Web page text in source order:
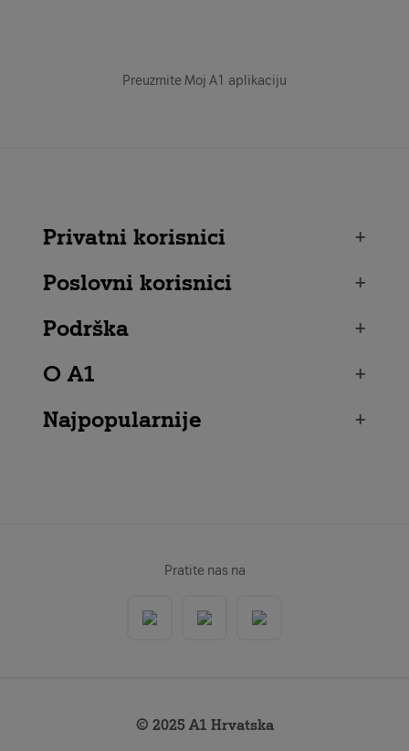
Preuzmite Moj A1 aplikaciju
Privatni korisnici
+
Poslovni korisnici
+
Podrška
+
O A1
+
Najpopularnije
+
Pratite nas na
© 2025 A1 Hrvatska